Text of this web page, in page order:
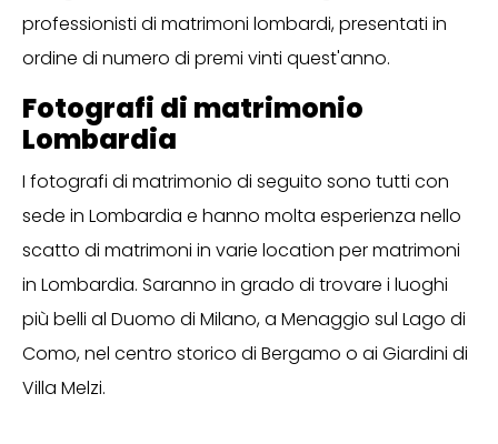
professionisti di matrimoni lombardi, presentati in
ordine di numero di premi vinti quest'anno.
Fotografi di matrimonio
Lombardia
I fotografi di matrimonio di seguito sono tutti con
sede in Lombardia e hanno molta esperienza nello
scatto di matrimoni in varie location per matrimoni
in Lombardia. Saranno in grado di trovare i luoghi
più belli al Duomo di Milano, a Menaggio sul Lago di
Como, nel centro storico di Bergamo o ai Giardini di
Villa Melzi.